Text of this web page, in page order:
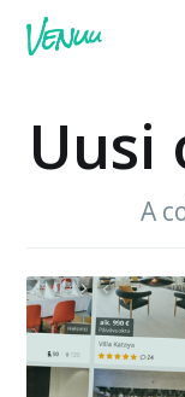
Uusi
A